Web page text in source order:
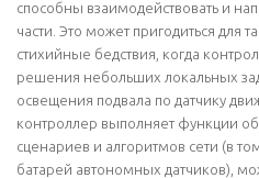
способны взаимодействовать и
части. Это может пригодиться для
стихийные бедствия, когда
решения небольших локальных
освещения подвала по датчику
контроллер выполняет функции
сценариев и алгоритмов сети (в
батарей автономных датчиков),